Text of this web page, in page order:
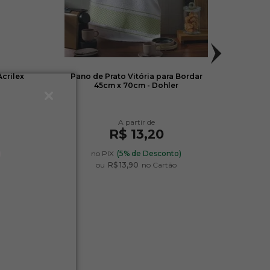
Pano de Prato Vitória para Bordar
45cm x 70cm - Dohler
R$ 13,20
no PIX (5% de Desconto)
ou R$ 13,90 no Cartão